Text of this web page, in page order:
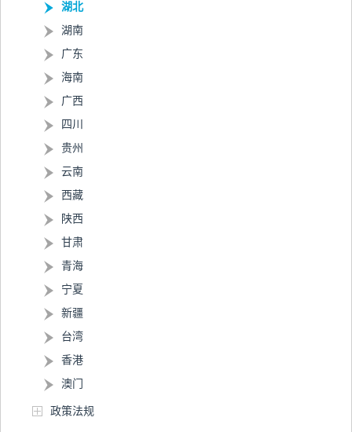
湖北
湖南
广东
海南
广西
四川
贵州
云南
西藏
陕西
甘肃
青海
宁夏
新疆
台湾
香港
澳门
政策法规